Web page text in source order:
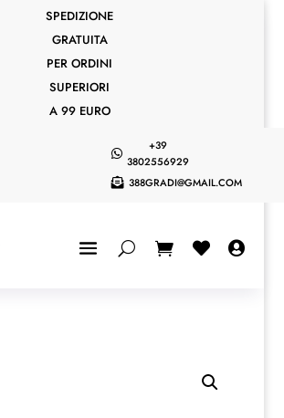
SPEDIZIONE
GRATUITA
PER ORDINI
SUPERIORI
A 99 EURO

+39
3802556929
 388GRADI@GMAIL.COM
 